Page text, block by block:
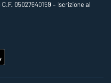
05027640159 – Iscrizione al